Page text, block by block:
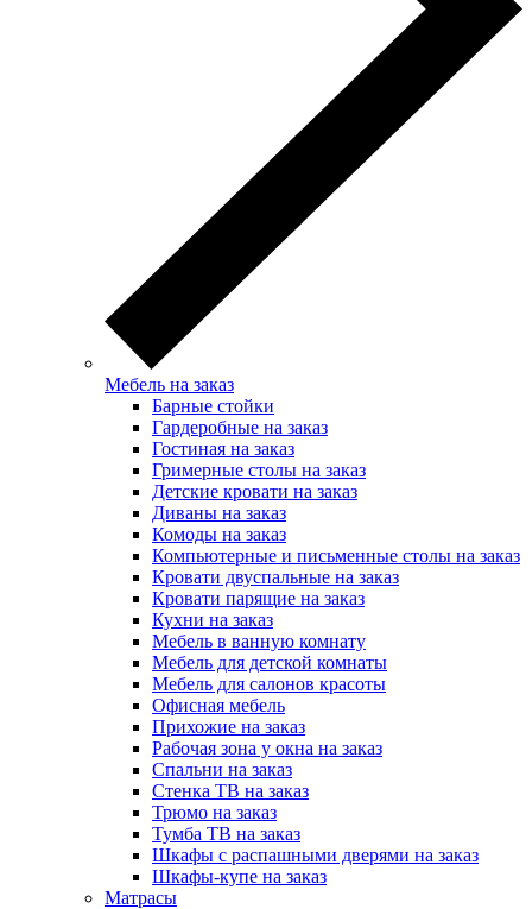
Мебель на заказ
Барные стойки
Гардеробные на заказ
Гостиная на заказ
Гримерные столы на заказ
Детские кровати на заказ
Диваны на заказ
Комоды на заказ
Компьютерные и письменные столы на заказ
Кровати двуспальные на заказ
Кровати парящие на заказ
Кухни на заказ
Мебель в ванную комнату
Мебель для детской комнаты
Мебель для салонов красоты
Офисная мебель
Прихожие на заказ
Рабочая зона у окна на заказ
Спальни на заказ
Стенка ТВ на заказ
Трюмо на заказ
Тумба ТВ на заказ
Шкафы с распашными дверями на заказ
Шкафы-купе на заказ
Матрасы